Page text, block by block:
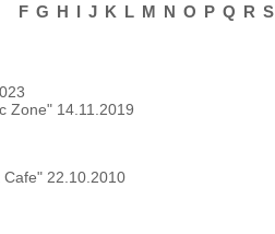
F G H I J K L M N O P Q R S
Zone" 14.11.2019
22.10.2010